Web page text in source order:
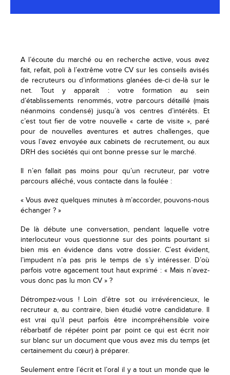
A l’écoute du marché ou en recherche active, vous avez
fait, refait, poli à l’extrême votre CV sur les conseils avisés
de recruteurs ou d’informations glanées de-ci de-là sur le
net. Tout y apparaît : votre formation au sein
d’établissements renommés, votre parcours détaillé (mais
néanmoins condensé) jusqu’à vos centres d’intérêts. Et
c’est tout fier de votre nouvelle « carte de visite », paré
pour de nouvelles aventures et autres challenges, que
vous l’avez envoyée aux cabinets de recrutement, ou aux
DRH des sociétés qui ont bonne presse sur le marché.
Il n’en fallait pas moins pour qu’un recruteur, par votre
parcours alléché, vous contacte dans la foulée :
« Vous avez quelques minutes à m’accorder, pouvons-nous
échanger ? »
De là débute une conversation, pendant laquelle votre
interlocuteur vous questionne sur des points pourtant si
bien mis en évidence dans votre dossier. C’est évident,
l’impudent n’a pas pris le temps de s’y intéresser. D’où
parfois votre agacement tout haut exprimé : « Mais n’avez-
vous donc pas lu mon CV » ?
Détrompez-vous ! Loin d’être sot ou irrévérencieux, le
recruteur a, au contraire, bien étudié votre candidature. Il
est vrai qu’il peut parfois être incompréhensible voire
rébarbatif de répéter point par point ce qui est écrit noir
sur blanc sur un document que vous avez mis du temps (et
certainement du cœur) à préparer.
Seulement entre l’écrit et l’oral il y a tout un monde que le